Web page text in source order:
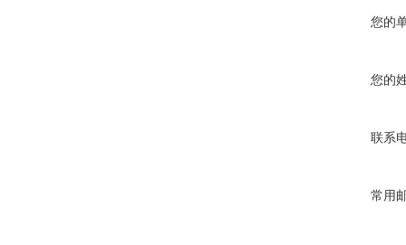
您的
您的
联系
常用